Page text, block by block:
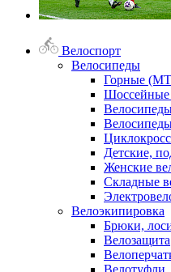
Велоспорт
Велосипеды
Горные
Шоссейные
Детские,
Женские
Складные
Велоэкипировка
Брюки,
Велозащита